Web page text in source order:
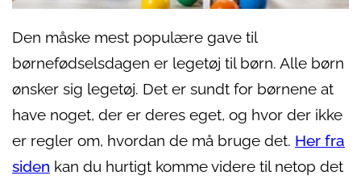
Den måske mest populære gave til
børnefødselsdagen er legetøj til børn. Alle børn
ønsker sig legetøj. Det er sundt for børnene at
have noget, der er deres eget, og hvor der ikke
er regler om, hvordan de må bruge det. Her fra
siden kan du hurtigt komme videre til netop det